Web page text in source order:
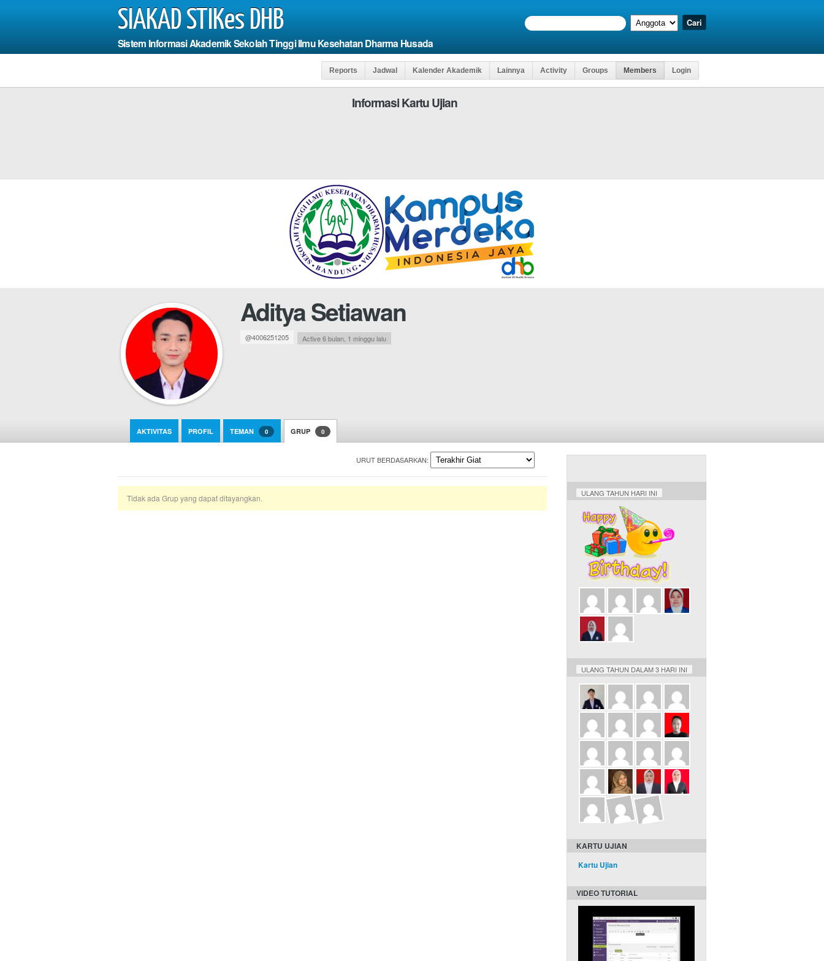
SIAKAD STIKes DHB
Sistem Informasi Akademik Sekolah Tinggi Ilmu Kesehatan Dharma Husada
Reports Jadwal Kalender Akademik Lainnya Activity Groups Members Login
Informasi Kartu Ujian
Aditya Setiawan
@4006251205 Active 6 bulan, 1 minggu lalu
AKTIVITAS PROFIL TEMAN 0 GRUP 0
URUT BERDASARKAN:
Tidak ada Grup yang dapat ditayangkan. ULANG TAHUN HARI INI
ULANG TAHUN DALAM 3 HARI INI
KARTU UJIAN
Kartu Ujian
VIDEO TUTORIAL